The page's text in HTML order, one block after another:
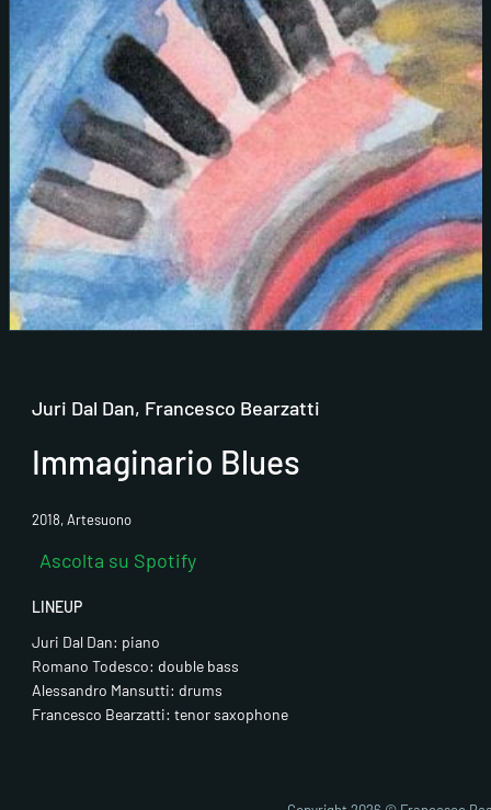
Juri Dal Dan, Francesco Bearzatti
Immaginario Blues
2018, Artesuono
Ascolta su Spotify
LINEUP
Juri Dal Dan: piano
Romano Todesco: double bass
Alessandro Mansutti: drums
Francesco Bearzatti: tenor saxophone